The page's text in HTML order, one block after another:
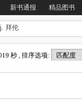
新书通报 精品图书
秒 , 排序选项: